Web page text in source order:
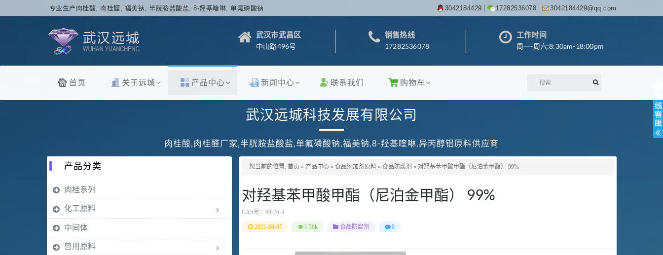
专业生产肉桂酸, 肉桂醛, 福美钠, 半胱胺盐酸盐, 8-羟基喹啉, 单氟磷酸钠 3042184429 17282536078 3042184429@qq.com
武汉市武昌区
中山路496号
销售热线
17282536078
工作时间
周一-周六:8:30am-18:00pm
首页 关于远城 产品中心 新闻中心 联系我们 购物车
武汉远城科技发展有限公司
肉桂酸,肉桂醛厂家,半胱胺盐酸盐,单氟磷酸钠,福美钠,8-羟基喹啉,异丙醇铝原料供应商
您当前的位置: 首页 » 产品中心 » 食品添加剂原料 » 食品防腐剂 » 对羟基苯甲酸甲酯（尼泊金甲酯） 99%
对羟基苯甲酸甲酯（尼泊金甲酯） 99%
CAS号： 99-76-3
2021-08-07 1.58k 食品防腐剂 0
产品分类
肉桂系列
化工原料
中间体
兽用原料